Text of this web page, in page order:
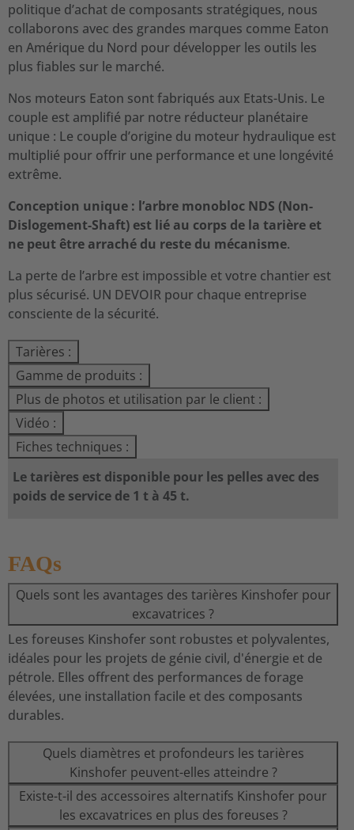
politique d’achat de composants stratégiques, nous
collaborons avec des grandes marques comme Eaton
en Amérique du Nord pour développer les outils les
plus fiables sur le marché.
Nos moteurs Eaton sont fabriqués aux Etats-Unis. Le
couple est amplifié par notre réducteur planétaire
unique : Le couple d’origine du moteur hydraulique est
multiplié pour offrir une performance et une longévité
extrême.
Conception unique : l’arbre monobloc NDS (Non-
Dislogement-Shaft) est lié au corps de la tarière et
ne peut être arraché du reste du mécanisme.
La perte de l’arbre est impossible et votre chantier est
plus sécurisé. UN DEVOIR pour chaque entreprise
consciente de la sécurité.
Tarières :
Gamme de produits :
Plus de photos et utilisation par le client :
Vidéo :
Fiches techniques :
Le tarières est disponible pour les pelles avec des
poids de service de 1 t à 45 t.
FAQs
Quels sont les avantages des tarières Kinshofer pour
excavatrices ?
Les foreuses Kinshofer sont robustes et polyvalentes,
idéales pour les projets de génie civil, d'énergie et de
pétrole. Elles offrent des performances de forage
élevées, une installation facile et des composants
durables.
Quels diamètres et profondeurs les tarières
Kinshofer peuvent-elles atteindre ?
Existe-t-il des accessoires alternatifs Kinshofer pour
les excavatrices en plus des foreuses ?